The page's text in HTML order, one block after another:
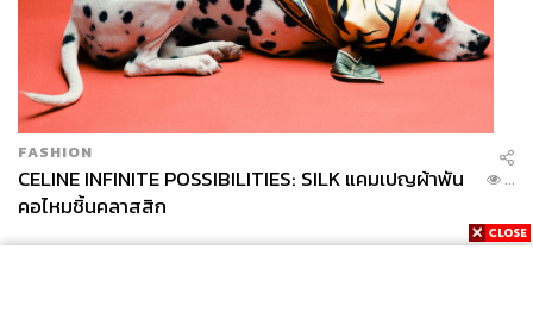
FASHION
CELINE INFINITE POSSIBILITIES: SILK แคมเปญผ้าพัน
คอไหมชิ้นคลาสสิก
...